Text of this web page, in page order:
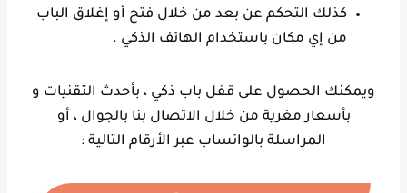
كذلك التحكم عن بعد من خلال فتح أو إغلاق الباب
من إي مكان باستخدام الهاتف الذكي .
ويمكنك الحصول على قفل باب ذكي ، بأحدث التقنيات و
بأسعار مغرية من خلالالاتصال بنابالجوال ، أو
المراسلة بالواتساب عبر الأرقام التالية :